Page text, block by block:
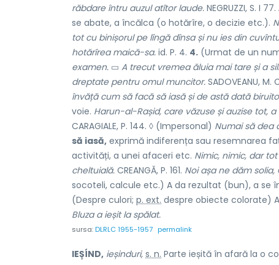
răbdare întru auzul atîtor laude. NEGRUZZI, S. I 77.
se abate, a încălca (o hotărîre, o decizie etc.).
tot cu binișorul pe lîngă dînsa și nu ies din
hotărîrea maică-sa. id. P. 4. 4. (Urmat de un
examen. ▭ A trecut vremea ăluia mai tare și a
dreptate pentru omul muncitor. SADOVEANU, M.
învăță cum să facă să iasă și de astă dată
voie. Harun-al-Rașid, care văzuse și auzise tot,
CARAGIALE, P. 144. ◊ (Impersonal) Numai să dea
să iasă, exprimă indiferența sau resemnarea
activități, a unei afaceri etc. Nimic, nimic, dar
cheltuială. CREANGĂ, P. 161. Noi așa ne dăm solia,
socoteli, calcule etc.) A da rezultat (bun), a se
(Despre culori; p. ext. despre obiecte colorate)
Bluza a ieșit la spălat.
sursa:DLRLC 1955-1957 permalink
IEȘÍND, ieșinduri, s. n. Parte ieșită în afară la o